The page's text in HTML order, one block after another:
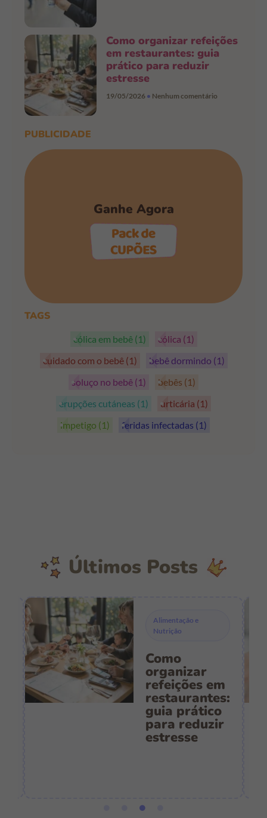
Como organizar refeições
em restaurantes: guia
prático para reduzir
estresse
19/05/2026 Nenhum comentário
PUBLICIDADE
Ganhe Agora
TAGS
cólica em bebê (1) cólica (1)
cuidado com o bebê (1) bebê dormindo (1)
soluço no bebê (1) bebês (1)
erupções cutáneas (1) urticária (1)
impetigo (1) feridas infectadas (1)
Últimos Posts
Alimentação e
Nutrição
Como
organizar
refeições em
restaurantes:
guia prático
para reduzir
estresse